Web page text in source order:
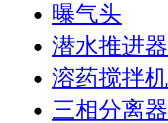
曝气头
潜水推进器
溶药搅拌机
三相分离器